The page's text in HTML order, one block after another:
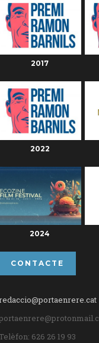
2017
2022
2024
CONTACTE
Telèfon: 626 26 19 93